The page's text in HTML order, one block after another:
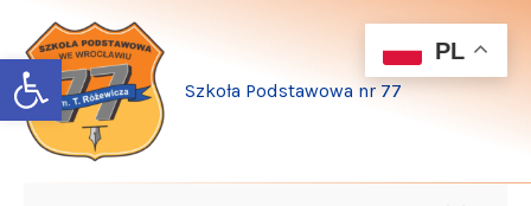
Open toolbar
Przejdź
treści
Szkoła Podstawowa nr 77
dla:
PL